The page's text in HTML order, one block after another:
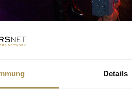
Details